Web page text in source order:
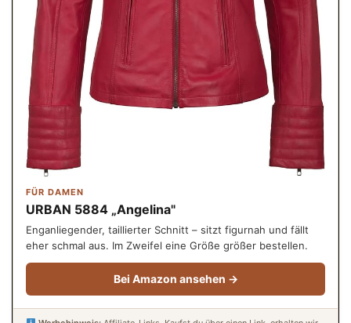
FÜR DAMEN
URBAN 5884 „Angelina"
Enganliegender, taillierter Schnitt – sitzt figurnah und fällt
eher schmal aus. Im Zweifel eine Größe größer bestellen.
Bei Amazon ansehen →